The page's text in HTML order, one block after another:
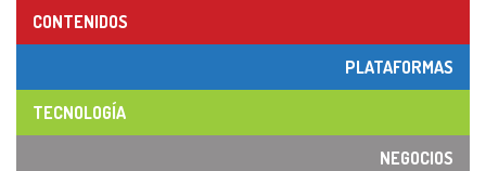
CONTENIDOS
PLATAFORMAS
TECNOLOGÍA
NEGOCIOS